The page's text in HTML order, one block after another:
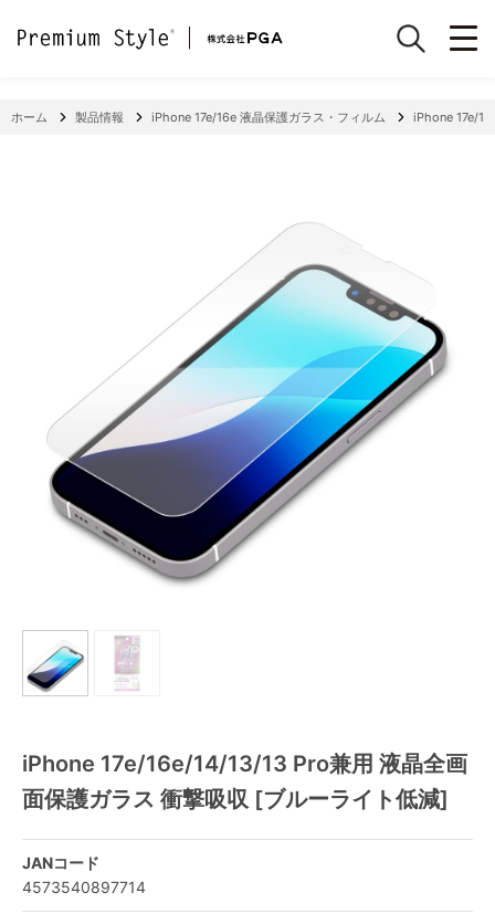
ホーム 製品情報 iPhone 17e/16e 液晶保護ガラス・フィルム iPhone 17e/
iPhone 17e/16e/14/13/13 Pro兼用 液晶全画
面保護ガラス 衝撃吸収 [ブルーライト低減]
JANコード
4573540897714